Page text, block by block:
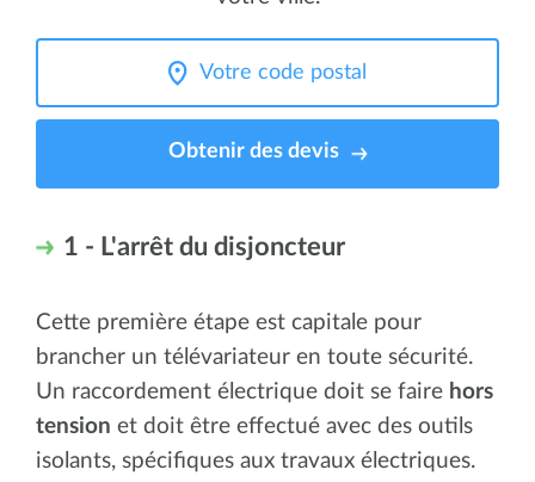
Obtenir des devis
1 - L'arrêt du disjoncteur
Cette première étape est capitale pour
brancher un télévariateur en toute sécurité.
Un raccordement électrique doit se faire hors
tension et doit être effectué avec des outils
isolants, spécifiques aux travaux électriques.